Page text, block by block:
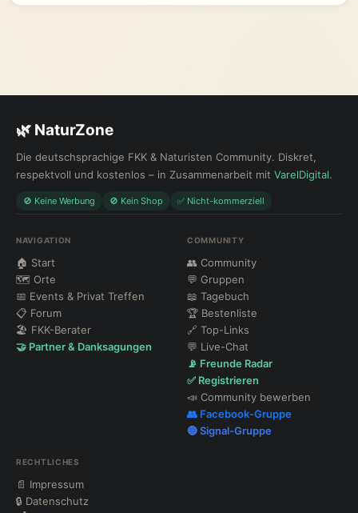
🌿 NaturZone
Die deutschsprachige FKK & Naturisten Community. Diskret,
respektvoll und kostenlos – in Zusammenarbeit mit VarelDigital.
🚫 Keine Werbung 🚫 Kein Shop ✅ Nicht-kommerziell
NAVIGATION
🏠 Start
🗺 Orte
📅 Events & Privat Treffen
📋 Forum
🏖 FKK-Berater
🤝 Partner & Danksagungen
COMMUNITY
👥 Community
💬 Gruppen
📖 Tagebuch
🏆 Bestenliste
🔗 Top-Links
💬 Live-Chat
📡 Freunde Radar
✅ Registrieren
📣 Community bewerben
👥 Facebook-Gruppe
🔵 Signal-Gruppe
RECHTLICHES
📄 Impressum
🔒 Datenschutz